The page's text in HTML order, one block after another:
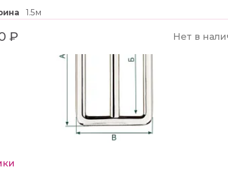
1.5м
₽ Нет в